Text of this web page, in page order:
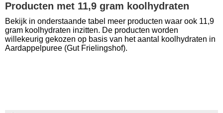
Producten met 11,9 gram koolhydraten
Bekijk in onderstaande tabel meer producten waar ook 11,9
gram koolhydraten inzitten. De producten worden
willekeurig gekozen op basis van het aantal koolhydraten in
Aardappelpuree (Gut Frielingshof).